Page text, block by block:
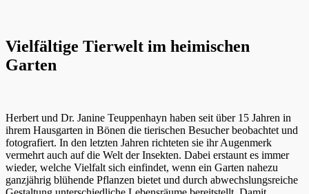
Vielfältige Tierwelt im heimischen
Garten
Herbert und Dr. Janine Teuppenhayn haben seit über 15 Jahren in
ihrem Hausgarten in Bönen die tierischen Besucher beobachtet und
fotografiert. In den letzten Jahren richteten sie ihr Augenmerk
vermehrt auch auf die Welt der Insekten. Dabei erstaunt es immer
wieder, welche Vielfalt sich einfindet, wenn ein Garten nahezu
ganzjährig blühende Pflanzen bietet und durch abwechslungsreiche